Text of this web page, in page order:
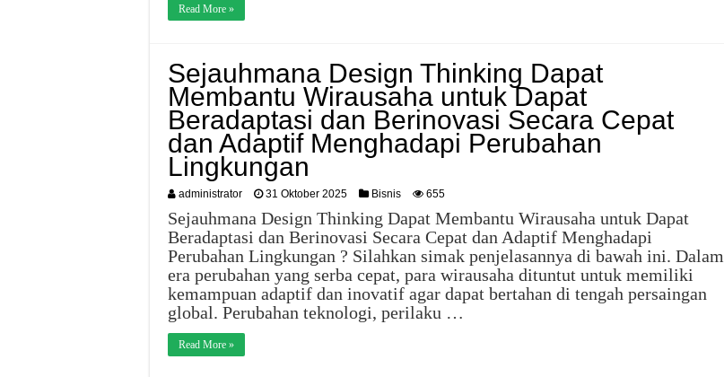
Read More »
Sejauhmana Design Thinking Dapat
Membantu Wirausaha untuk Dapat
Beradaptasi dan Berinovasi Secara Cepat
dan Adaptif Menghadapi Perubahan
Lingkungan
administrator 31 Oktober 2025 Bisnis 655
Sejauhmana Design Thinking Dapat Membantu Wirausaha untuk Dapat
Beradaptasi dan Berinovasi Secara Cepat dan Adaptif Menghadapi
Perubahan Lingkungan ? Silahkan simak penjelasannya di bawah ini. Dalam
era perubahan yang serba cepat, para wirausaha dituntut untuk memiliki
kemampuan adaptif dan inovatif agar dapat bertahan di tengah persaingan
global. Perubahan teknologi, perilaku …
Read More »